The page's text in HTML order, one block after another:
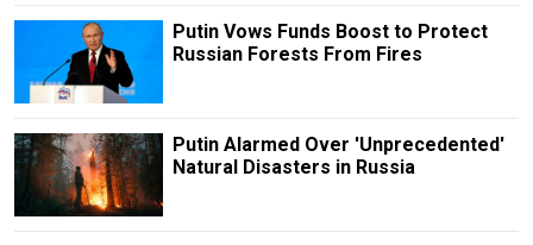
Putin Vows Funds Boost to Protect
Russian Forests From Fires
Putin Alarmed Over 'Unprecedented'
Natural Disasters in Russia